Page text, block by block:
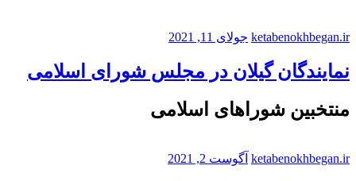
ketabenokhbegan.ir جولای 11, 2021
نمایندگان گیلان در مجلس شورای اسلامی
منتخبین شوراهای اسلامی
ketabenokhbegan.ir آگوست 2, 2021